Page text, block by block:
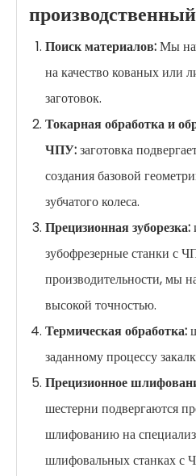
Поиск материалов:Мы
на качество кованых или
заготовок.
Токарная обработка и
ЧПУ:заготовка
создания базовой
зубчатого колеса.
Прецизионная зуборезка:
зубофрезерные станки с
производительности, мы
высокой точностью.
Термическая обработка:
заданному процессу
Прецизионное
шестерни подвергаются
шлифованию на
шлифовальных станках с